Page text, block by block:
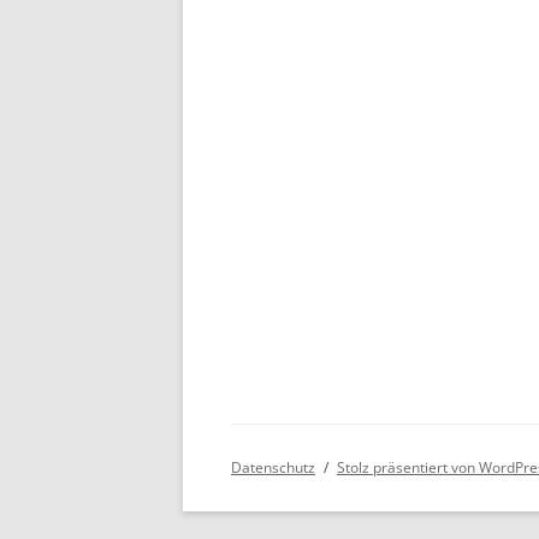
Datenschutz Stolz präsentiert von